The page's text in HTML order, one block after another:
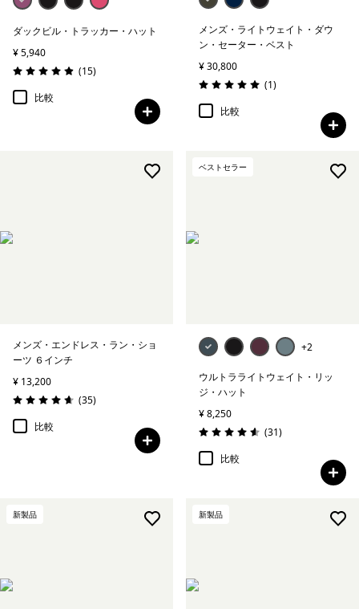
ダックビル・トラッカー・ハット
¥ 5,940
評価: 4.9 / 5
(15レビュー
)
比較
メンズ・ライトウェイト・ダウ
ン・セーター・ベスト
¥ 30,800
評価: 5.0 / 5
(1レビュー
)
比較
メンズ・エンドレス・ラン・ショ
ーツ ６インチ
¥ 13,200
評価: 4.6 / 5
(35レビュー
)
比較
ベストセラー
+2
ウルトラライトウェイト・リッ
ジ・ハット
¥ 8,250
評価: 4.6 / 5
(31レビュー
)
比較
新製品 新製品